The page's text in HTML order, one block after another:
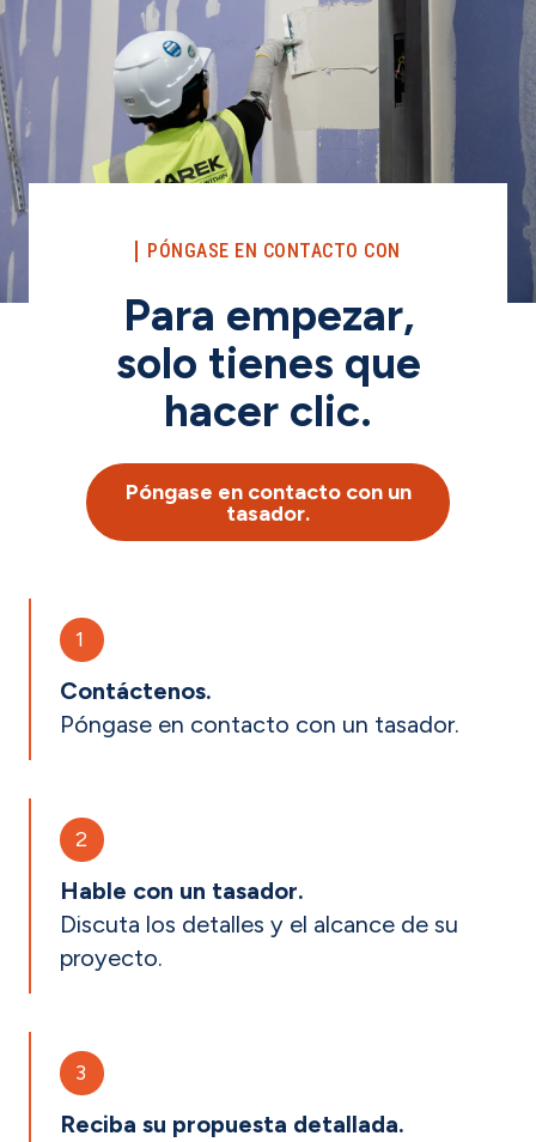
PÓNGASE EN CONTACTO CON
Para empezar,
solo tienes que
hacer clic.
Póngase en contacto con un
tasador.
1
Contáctenos.
Póngase en contacto con un tasador.
2
Hable con un tasador.
Discuta los detalles y el alcance de su
proyecto.
3
Reciba su propuesta detallada.